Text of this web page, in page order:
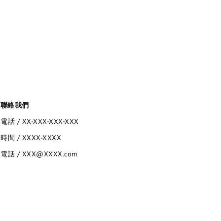
聯絡我們
電話 / XX-XXX-XXX-XXX
時間 / XXXX-XXXX
電話 / XXX@XXXX.com